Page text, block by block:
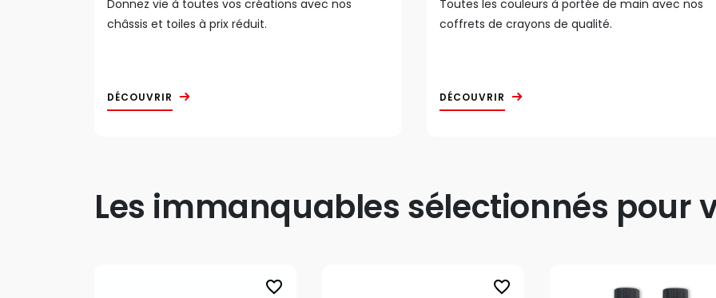
Donnez vie à toutes vos créations avec nos
châssis et toiles à prix réduit.
DÉCOUVRIR
Toutes les couleurs à portée de main avec nos
coffrets de crayons de qualité.
DÉCOUVRIR
Les immanquables sélectionnés pour
favorite_border favorite_border